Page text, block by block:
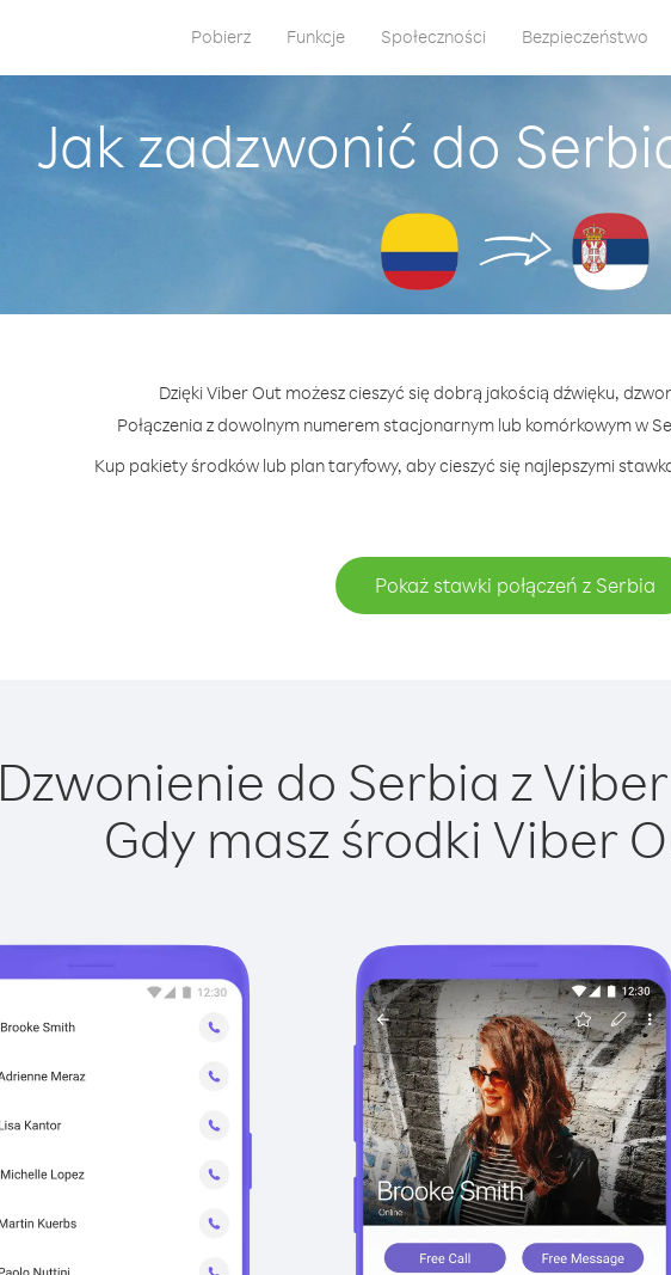
Pobierz Funkcje Społeczności Bezpieczeństwo
Jak zadzwonić do
Dzięki Viber Out możesz cieszyć się dobrą jakością dźwięku,
Połączenia z dowolnym numerem stacjonarnym lub komórkowym w
Kup pakiety środków lub plan taryfowy, aby cieszyć się najlepszymi
Pokaż stawki połączeń z Serbia
Dzwonienie do Serbia z
Gdy masz środki Viber